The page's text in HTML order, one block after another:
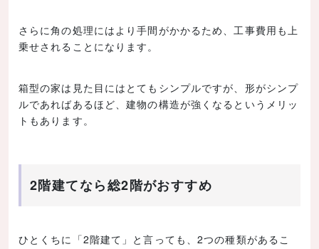
さらに角の処理にはより手間がかかるため、工事費用も上
乗せされることになります。
箱型の家は見た目にはとてもシンプルですが、形がシンプ
ルであればあるほど、建物の構造が強くなるというメリッ
トもあります。
2階建てなら総2階がおすすめ
ひとくちに「2階建て」と言っても、2つの種類があるこ